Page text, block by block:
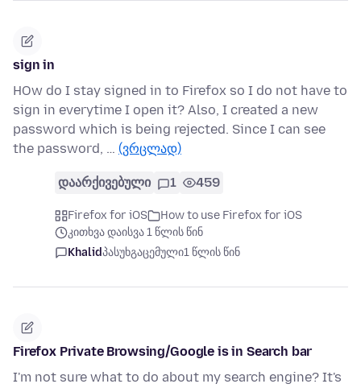
sign in
HOw do I stay signed in to Firefox so I do not have to
sign in everytime I open it? Also, I created a new
password which is being rejected. Since I can see
the password, … (ვრცლად)
დაარქივებული 1 459
Firefox for iOS
How to use Firefox for iOS
კითხვა დაისვა 1 წლის წინ
Khalidპასუხგაცემული1 წლის წინ
Firefox Private Browsing/Google is in Search bar
I'm not sure what to do about my search engine? It's